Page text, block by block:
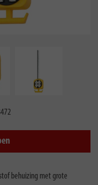
behuizing met grote